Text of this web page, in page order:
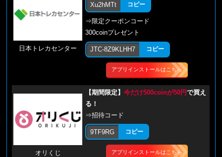
日本トレカセンター
Xu2hMTt コピー
⇒限定クーポンコード
300coinプレゼント
JTC-8Z9KLHH7 コピー
アプリインストールはこちら
オリくじ
【期間限定】今だけ500coinが50円で買え
る！
⇒招待コード
9TF9RG コピー
アプリインストールはこちら